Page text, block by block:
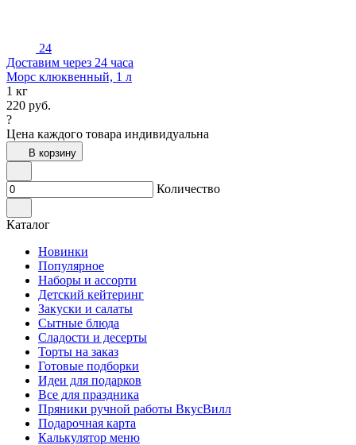
24
Доставим через 24 часа
Морс клюквенный, 1 л
1 кг
220 руб.
?
Цена каждого товара индивидуальна
В корзину
Количество
Каталог
Новинки
Популярное
Наборы и ассорти
Детский кейтеринг
Закуски и салаты
Сытные блюда
Сладости и десерты
Торты на заказ
Готовые подборки
Идеи для подарков
Все для праздника
Пряники ручной работы ВкусВилл
Подарочная карта
Калькулятор меню